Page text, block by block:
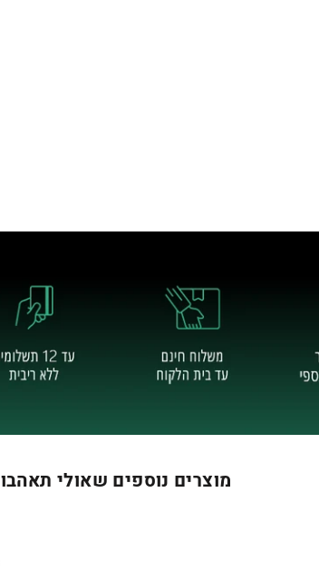
מוצרים נוספים שאולי תאהבו